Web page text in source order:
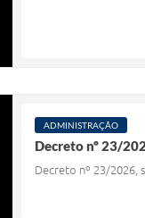
ADMINISTRAÇÃO
Decreto nº 23/
Decreto nº 23/2026,